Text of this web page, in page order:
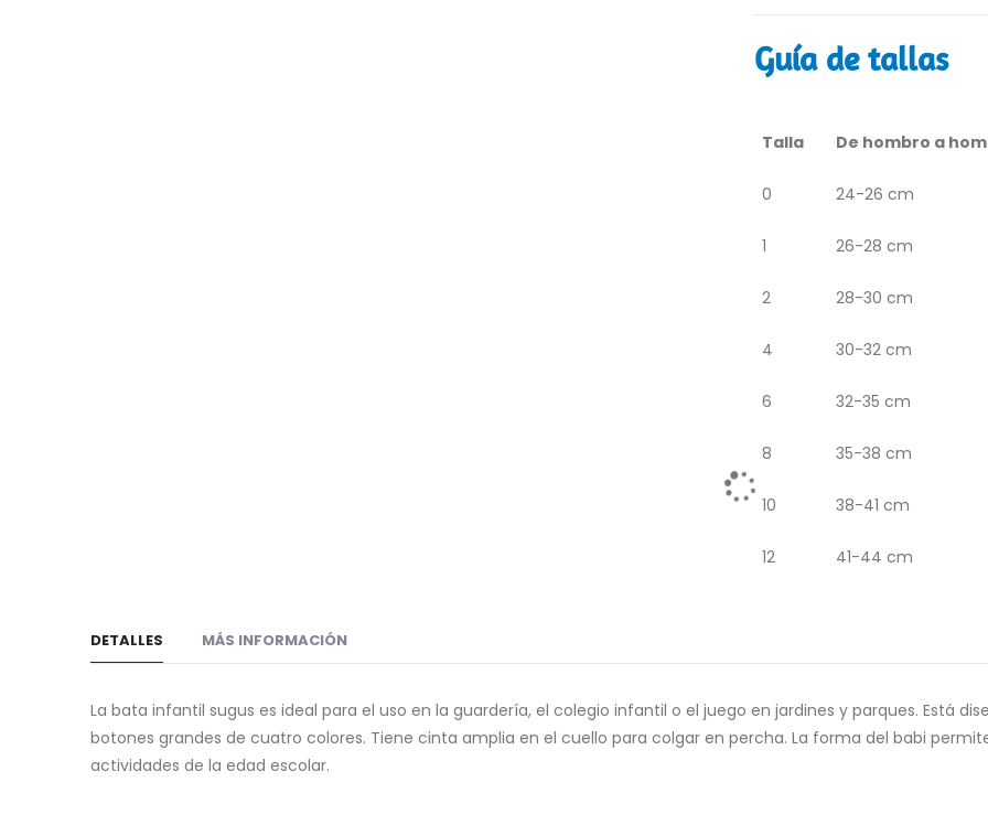
Guía de tallas
Talla De hombro a
0 24-26 cm
1 26-28 cm
2 28-30 cm
4 30-32 cm
6 32-35 cm
8 35-38 cm
10 38-41 cm
12 41-44 cm
DETALLES
La bata infantil sugus es ideal para el uso en la guardería, el colegio infantil o el juego en jardines y parques. Está
botones grandes de cuatro colores. Tiene cinta amplia en el cuello para colgar en percha. La forma del babi
actividades de la edad escolar.
MÁS INFORMACIÓN